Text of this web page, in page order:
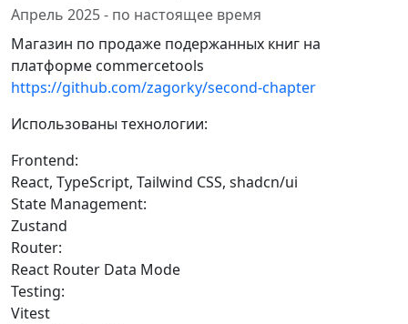
Апрель 2025 - по настоящее время
Магазин по продаже подержанных книг на
платформе commercetools
https://github.com/zagorky/second-chapter
Использованы технологии:
Frontend:
React, TypeScript, Tailwind CSS, shadcn/ui
State Management:
Zustand
Router:
React Router Data Mode
Testing:
Vitest